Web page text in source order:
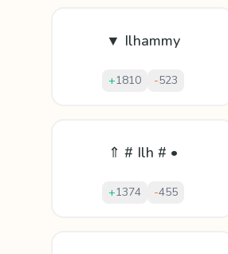
▼ Ilhammy
+1810 -523
⇑ # Ilh # •
+1374 -455